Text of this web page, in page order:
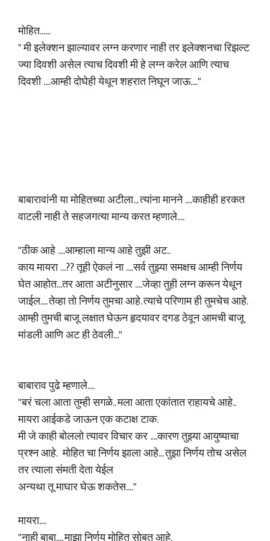
मोहित......
" मी इलेक्शन झाल्यावर लग्न करणार नाही तर इलेक्शनचा रिझल्ट
ज्या दिवशी असेल त्याच दिवशी मी हे लग्न करेल आणि त्याच
दिवशी ....आम्ही दोघेही येथून शहरात निघून जाऊ...."
बाबारावांनी या मोहितच्या अटीला... त्यांना मानने ....काहीही हरकत
वाटली नाही ते सहजगत्या मान्य करत म्हणाले....
"ठीक आहे ....आम्हाला मान्य आहे तुझी अट..
काय मायरा ...?? तूही ऐकलं ना ....सर्व तुझ्या समक्षच आम्ही निर्णय
घेत आहोत...तर आता अटीनुसार ....जेव्हा तुही लग्न करून येथून
जाईल.... तेव्हा तो निर्णय तुमचा आहे. त्याचे परिणाम ही तुमचेच आहे.
आम्ही तुमची बाजू लक्षात घेऊन हृदयावर दगड ठेवून आमची बाजू
मांडली आणि अट ही ठेवली..."
बाबाराव पुढे म्हणाले....
"बरं चला आता तुम्ही सगळे.. मला आता एकांतात राहायचे आहे..
मायरा आईकडे जाऊन एक कटाक्ष टाक.
मी जे काही बोललो त्यावर विचार कर ....कारण तुझ्या आयुष्याचा
प्रश्न आहे. मोहित चा निर्णय झाला आहे... तुझा निर्णय तोच असेल
तर त्याला संमती देता येईल
अन्यथा तू माघार घेऊ शकतेस...."
मायरा....